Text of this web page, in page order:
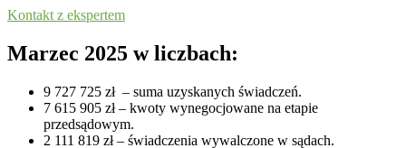
Kontakt z ekspertem
Marzec 2025 w liczbach:
9 727 725 zł – suma uzyskanych świadczeń.
7 615 905 zł – kwoty wynegocjowane na etapie
przedsądowym.
2 111 819 zł – świadczenia wywalczone w sądach.